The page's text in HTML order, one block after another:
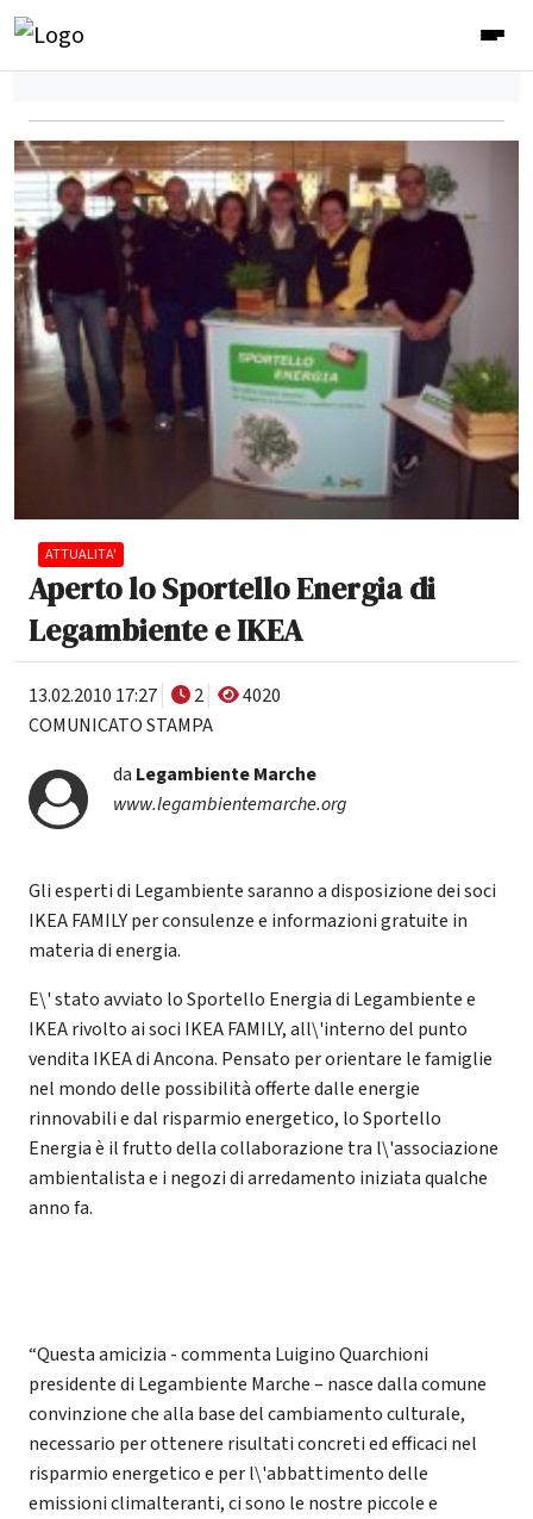
ATTUALITA'
Aperto lo Sportello Energia di
Legambiente e IKEA
13.02.2010 17:27 2
4020
COMUNICATO STAMPA
da Legambiente Marche
www.legambientemarche.org
Gli esperti di Legambiente saranno a disposizione dei soci
IKEA FAMILY per consulenze e informazioni gratuite in
materia di energia.
E\' stato avviato lo Sportello Energia di Legambiente e
IKEA rivolto ai soci IKEA FAMILY, all\'interno del punto
vendita IKEA di Ancona. Pensato per orientare le famiglie
nel mondo delle possibilità offerte dalle energie
rinnovabili e dal risparmio energetico, lo Sportello
Energia è il frutto della collaborazione tra l\'associazione
ambientalista e i negozi di arredamento iniziata qualche
anno fa.
“Questa amicizia - commenta Luigino Quarchioni
presidente di Legambiente Marche – nasce dalla comune
convinzione che alla base del cambiamento culturale,
necessario per ottenere risultati concreti ed efficaci nel
risparmio energetico e per l\'abbattimento delle
emissioni climalteranti, ci sono le nostre piccole e